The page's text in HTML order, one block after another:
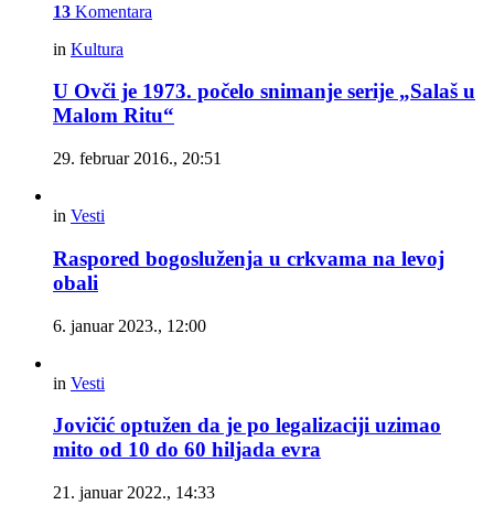
13 Komentara
in Kultura
U Ovči je 1973. počelo snimanje serije „Salaš u
Malom Ritu“
29. februar 2016., 20:51
in Vesti
Raspored bogosluženja u crkvama na levoj
obali
6. januar 2023., 12:00
in Vesti
Jovičić optužen da je po legalizaciji uzimao
mito od 10 do 60 hiljada evra
21. januar 2022., 14:33